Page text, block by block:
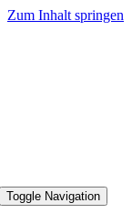
Zum Inhalt springen
Toggle Navigation